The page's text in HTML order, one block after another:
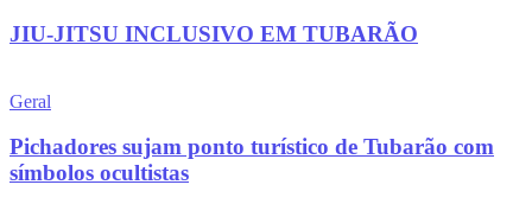
JIU-JITSU INCLUSIVO EM TUBARÃO
Geral
Pichadores sujam ponto turístico de Tubarão com
símbolos ocultistas